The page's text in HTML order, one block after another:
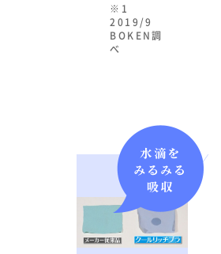
※1
2019/9
BOKEN調
べ